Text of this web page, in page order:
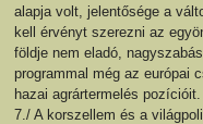
alapja volt, jelentősége a
kell érvényt szerezni az
földje nem eladó,
programmal még az európai
hazai agrártermelés pozícióit.
7./ A korszellem és a